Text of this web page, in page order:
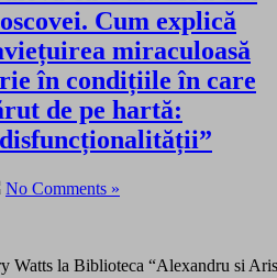
Cum explică
miraculoasă
în condițiile în care
de pe hartă:
No Comments »
Watts la Biblioteca “Alexandru si